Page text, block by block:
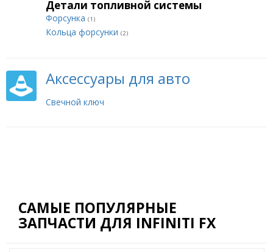
Детали топливной системы
Форсунка (1)
Кольца форсунки (2)
Аксессуары для авто
Свечной ключ
САМЫЕ ПОПУЛЯРНЫЕ
ЗАПЧАСТИ ДЛЯ INFINITI FX